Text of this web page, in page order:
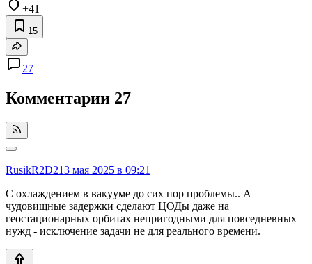
+41
15
27
Комментарии 27
RusikR2D213 мая 2025 в 09:21
С охлаждением в вакууме до сих пор проблемы.. А
чудовищные задержки сделают ЦОДы даже на
геостационарных орбитах непригодными для повседневных
нужд - исключение задачи не для реального времени.